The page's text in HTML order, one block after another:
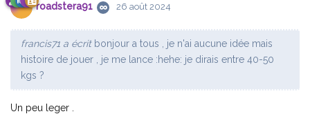
roadstera91 26 août 2024
francis71 a écritbonjour a tous , je n'ai aucune idée mais
histoire de jouer , je me lance :hehe: je dirais entre 40-50
kgs ?
Un peu leger .